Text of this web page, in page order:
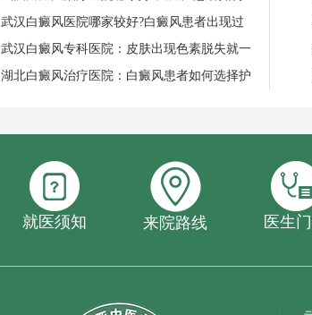
武汉白癜风医院哪家较好?白癜风患者出现过
武汉白癜风专科医院：皮肤出现色素脱失就一
湖北白癜风治疗医院：白癜风患者如何选择护
就医须知 来院路线 医生